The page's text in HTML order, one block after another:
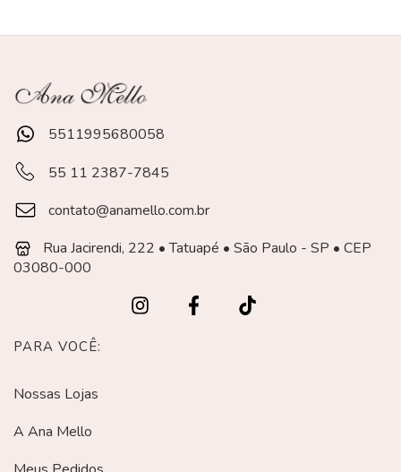
5511995680058
55 11 2387-7845
contato@anamello.com.br
Rua Jacirendi, 222 • Tatuapé • São Paulo - SP • CEP
03080-000
PARA VOCÊ:
Nossas Lojas
A Ana Mello